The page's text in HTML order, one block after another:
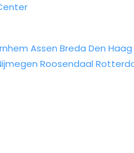
Assen Breda Den Haag
Roosendaal